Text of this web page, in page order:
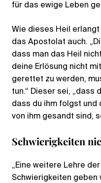
für das ewige Leben
Wie dieses Heil
das Apostolat auch.
dass man das Heil
deine Erlösung nicht
gerettet zu werden,
tun.“ Dieser sei, „dass
dass du ihm folgst und
von ihm gesandt sind,
Schwierigkeiten
„Eine weitere Lehre
Schwierigkeiten geben